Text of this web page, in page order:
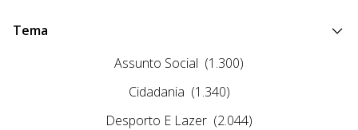
Tema
Assunto Social (1.300)
Cidadania (1.340)
Desporto E Lazer (2.044)